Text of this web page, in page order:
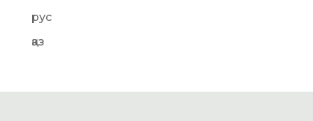
рус
қаз